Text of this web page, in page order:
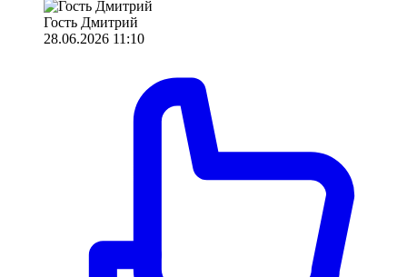
Гость Дмитрий
28.06.2026 11:10